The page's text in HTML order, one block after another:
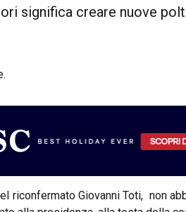
significa creare nuove
riconfermato Giovanni Toti, non